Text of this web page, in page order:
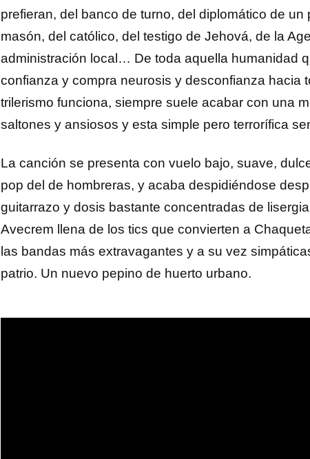
prefieran, del banco de turno, del diplomático de un
masón, del católico, del testigo de Jehová, de la
administración local… De toda aquella humanidad
confianza y compra neurosis y desconfianza hacia
trilerismo funciona, siempre suele acabar con una
saltones y ansiosos y esta simple pero terrorífica
La canción se presenta con vuelo bajo, suave,
pop del de hombreras, y acaba despidiéndose
guitarrazo y dosis bastante concentradas de
Avecrem llena de los tics que convierten a
las bandas más extravagantes y a su vez
patrio. Un nuevo pepino de huerto urbano.